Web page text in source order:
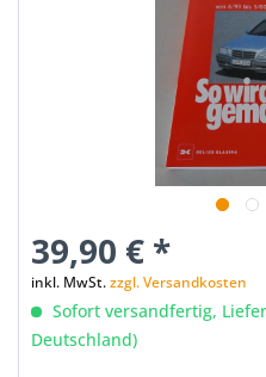
39,90 € *
inkl. MwSt.zzgl. Versandkosten
Sofort versandfertig,
Deutschland)